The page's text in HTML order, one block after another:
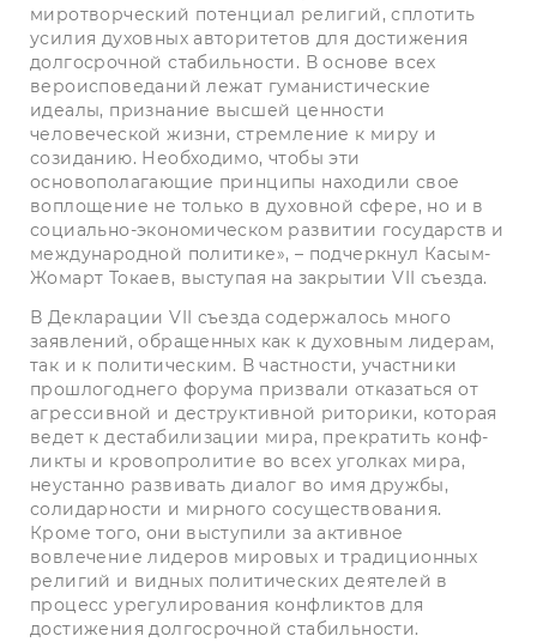
миротворческий потенциал религий, сплотить
усилия духовных авторитетов для достижения
долгосрочной стабильности. В основе всех
вероисповеданий лежат гуманис­тические
идеалы, признание высшей ценности
человеческой жизни, стремление к миру и
созиданию. Необходимо, чтобы эти
основополагающие принципы находили свое
воплощение не только в духовной сфере, но и в
социально-экономическом развитии государств и
международной политике», – подчерк­нул Касым-
Жомарт Токаев, выступая на закрытии VII съезда.
В Декларации VII съезда содержалось много
заявлений, обращенных как к духовным лидерам,
так и к политическим. В частности, участники
прошлогоднего форума призвали отказаться от
агрессивной и деструктивной риторики, которая
ведет к дестабилизации мира, прекратить конф­
ликты и кровопролитие во всех уголках мира,
неустанно развивать диалог во имя дружбы,
солидарности и мирного сосуществования.
Кроме того, они выступили за активное
вовлечение лидеров мировых и традиционных
религий и видных политических деятелей в
процесс урегулирования конфликтов для
достижения долгосрочной стабильности.